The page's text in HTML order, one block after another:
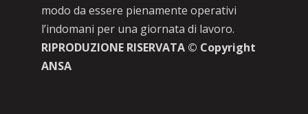
modo da essere pienamente operativi
l’indomani per una giornata di lavoro.
RIPRODUZIONE RISERVATA © Copyright
ANSA